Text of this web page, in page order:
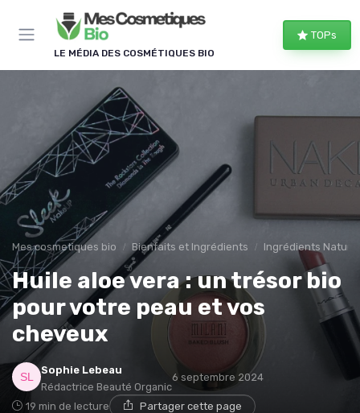
LE MÉDIA DES COSMÉTIQUES BIO
TOPs
Mes cosmetiques bio Bienfaits et Ingrédients Ingrédients
Huile aloe vera : un trésor bio
pour votre peau et vos
cheveux
Sophie Lebeau
Rédactrice Beauté Organic
6 septembre 2024
19 min de lecture Partager cette page
Panneau de gestion des cookies